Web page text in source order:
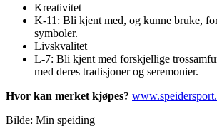
Kreativitet
K-11: Bli kjent med, og kunne bruke,
symboler.
Livskvalitet
L-7: Bli kjent med forskjellige
med deres tradisjoner og seremonier.
Hvor kan merket kjøpes?
Bilde: Min speiding